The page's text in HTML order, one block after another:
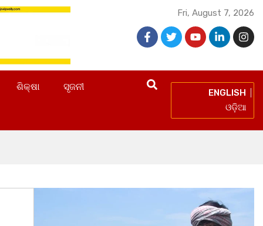
Fri, August 7, 2026
ଶିକ୍ଷା ସୃଜନୀ
ENGLISH
ଓଡ଼ିଆ